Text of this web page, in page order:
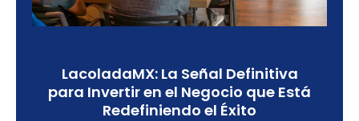
LacoladaMX: La Señal Definitiva
para Invertir en el Negocio que Está
Redefiniendo el Éxito